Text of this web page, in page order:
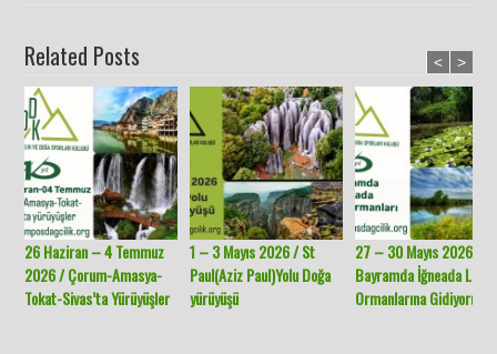
Related Posts
26 Haziran – 4 Temmuz
2026 / Çorum-Amasya-
Tokat-Sivas’ta Yürüyüşler
1 – 3 Mayıs 2026 / St
Paul(Aziz Paul)Yolu Doğa
yürüyüşü
27 – 30 Mayıs 2026 /
Bayramda İğneada
Ormanlarına Gidiyoruz.
< >